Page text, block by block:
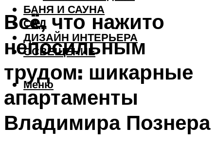
БАНЯ И САУНА
САД
ДИЗАЙН ИНТЕРЬЕРА
ОСВЕЩЕНИЕ
Меню
Всë, что нажито
непосильным
трудом: шикарные
апартаменты
Владимира Познера